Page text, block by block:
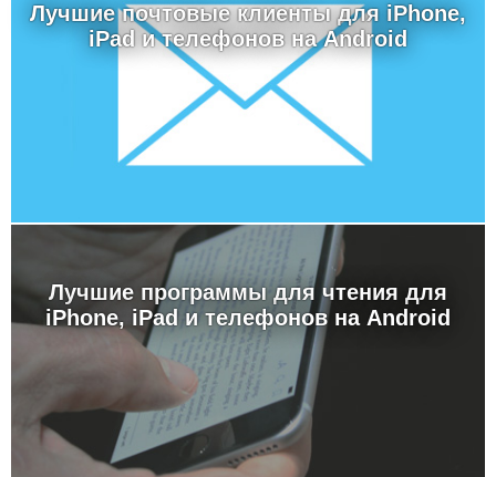
Лучшие почтовые клиенты для iPhone,
iPad и телефонов на Android
Лучшие программы для чтения для
iPhone, iPad и телефонов на Android